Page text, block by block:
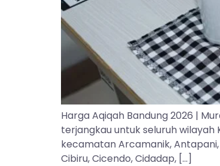
Harga Aqiqah Bandung 2026 |
terjangkau untuk seluruh wilayah
kecamatan Arcamanik, Antapani,
Cibiru, Cicendo, Cidadap, […]